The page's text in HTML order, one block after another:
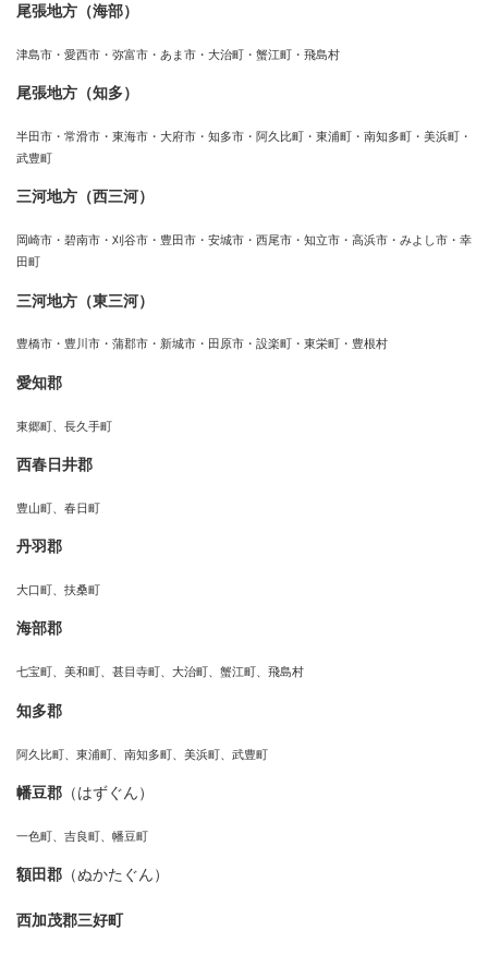
尾張地方（海部）
津島市・愛西市・弥富市・あま市・大治町・蟹江町・飛島村
尾張地方（知多）
半田市・常滑市・東海市・大府市・知多市・阿久比町・東浦町・南知多町・美浜町・
武豊町
三河地方（西三河）
岡崎市・碧南市・刈谷市・豊田市・安城市・西尾市・知立市・高浜市・みよし市・幸
田町
三河地方（東三河）
豊橋市・豊川市・蒲郡市・新城市・田原市・設楽町・東栄町・豊根村
愛知郡
東郷町、長久手町
西春日井郡
豊山町、春日町
丹羽郡
大口町、扶桑町
海部郡
七宝町、美和町、甚目寺町、大治町、蟹江町、飛島村
知多郡
阿久比町、東浦町、南知多町、美浜町、武豊町
幡豆郡 （はずぐん）
一色町、吉良町、幡豆町
額田郡 （ぬかたぐん）
西加茂郡三好町